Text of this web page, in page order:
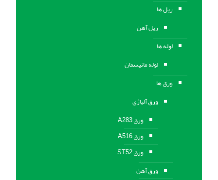
ریل ها
ریل آهن
لوله ها
لوله مانیسمان
ورق ها
ورق آلیاژی
ورق A283
ورق A516
ورق ST52
ورق آهن